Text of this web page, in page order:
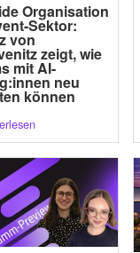
Organisation
Sektor:
von
zeigt, wie
mit AI-
neu
können